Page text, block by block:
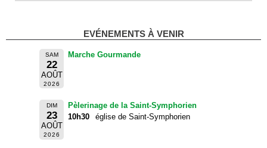
EVÉNEMENTS À VENIR
SAM
22
AOÛT
2026
Marche Gourmande
DIM
23
AOÛT
2026
Pèlerinage de la Saint-Symphorien
10h30
église de Saint-Symphorien